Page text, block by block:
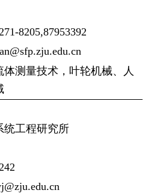
8205,87953392
体测量技术，叶轮机械、人
统工程研究所